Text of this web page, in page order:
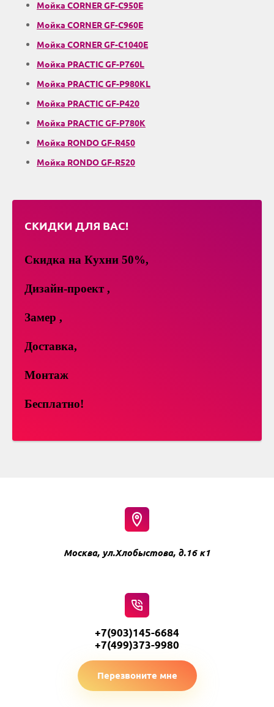
Мойка CORNER GF-C950Е
Мойка CORNER GF-C960Е
Мойка CORNER GF-C1040E
Мойка PRACTIC GF-P760L
Мойка PRACTIC GF-P980KL
Мойка PRACTIC GF-P420
Мойка PRACTIC GF-P780К
Мойка RONDO GF-R450
Мойка RONDO GF-R520
СКИДКИ ДЛЯ ВАС!
Скидка на Кухни 50%,
Дизайн-проект ,
Замер ,
Доставка,
Монтаж
Бесплатно!
Москва, ул.Хлобыстова, д.16 к1
+7(903)145-6684
+7(499)373-9980
Перезвоните мне